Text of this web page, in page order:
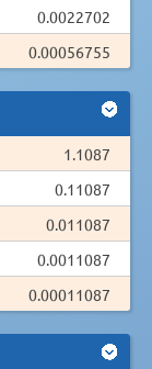
0.0022702
0.00056755
1.1087
0.11087
0.011087
0.0011087
0.00011087